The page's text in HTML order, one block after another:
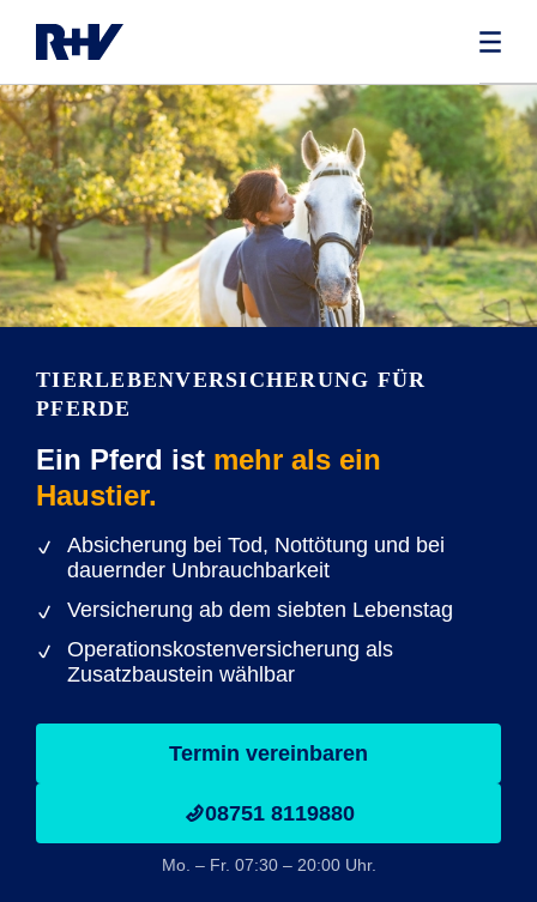
TIERLEBENVERSICHERUNG FÜR
PFERDE
Ein Pferd ist mehr als ein
Haustier.
Absicherung bei Tod, Nottötung und bei
dauernder Unbrauchbarkeit
Versicherung ab dem siebten Lebenstag
Operationskostenversicherung als
Zusatzbaustein wählbar
Termin vereinbaren
08751 8119880
Mo. – Fr. 07:30 – 20:00 Uhr.